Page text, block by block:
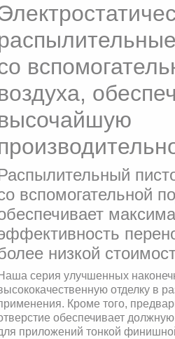
вспомогательной
низкой
серия улучшенных
отделку в
Кроме того,
обеспечивает
приложений тонкой